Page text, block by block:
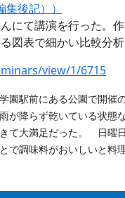
後記））
にて講演を行った。
図表で細かい比較分
view/1/6715
園駅前にある公園で開催
が降らず乾いている状
て大満足だった。 日曜
で調味料がおいしいと料